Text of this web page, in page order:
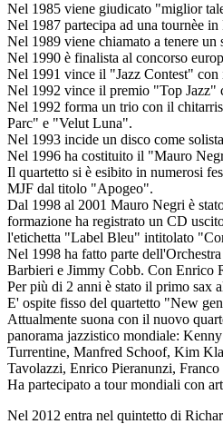
Nel 1985 viene giudicato "miglior
Nel 1987 partecipa ad una tournèe
Nel 1989 viene chiamato a tenere
Nel 1990 è finalista al concorso
Nel 1991 vince il "Jazz Contest" con
Nel 1992 vince il premio "Top Jazz"
Nel 1992 forma un trio con il
Parc" e "Velut Luna".
Nel 1993 incide un disco come
Nel 1996 ha costituito il "Mauro
Il quartetto si è esibito in numerosi
MJF dal titolo "Apogeo".
Dal 1998 al 2001 Mauro Negri è
formazione ha registrato un CD
l'etichetta "Label Bleu" intitolato
Nel 1998 ha fatto parte dell'
Barbieri e Jimmy Cobb. Con Enrico
Per più di 2 anni è stato il primo sax
E' ospite fisso del quartetto "New
Attualmente suona con il nuovo
panorama jazzistico mondiale:
Turrentine, Manfred Schoof, Kim
Tavolazzi, Enrico Pieranunzi,
Ha partecipato a tour mondiali con
Nel 2012 entra nel quintetto di